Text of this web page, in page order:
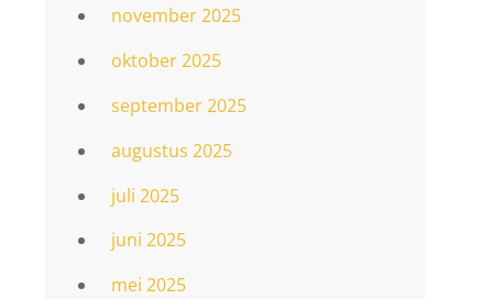
november 2025
oktober 2025
september 2025
augustus 2025
juli 2025
juni 2025
mei 2025